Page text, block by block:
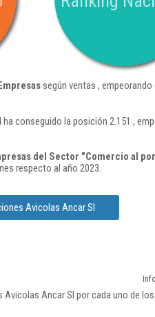
según ventas ,
conseguido la posición 2.151 ,
del Sector "Comercio al
respecto al año 2023.
Avicolas Ancar Sl
Ancar Sl por cada uno de